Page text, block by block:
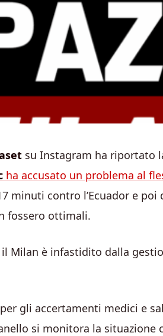
su Instagram ha riportato
ha accusato un problema al
minuti contro l’Ecuador e
fossero ottimali.
Milan è infastidito dalla
gli accertamenti medici e
si monitora la situazione